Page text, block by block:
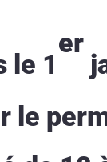
le 1
er
le